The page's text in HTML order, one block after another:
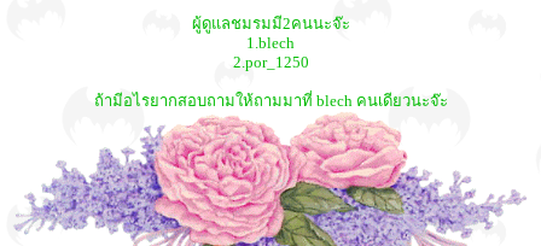
ผู้ดูแลชมรมมี2คนนะจ๊ะ
1.blech
2.por_1250
ถ้ามีอไรยากสอบถามให้ถามมาที่ blech คนเดียวนะจ๊ะ